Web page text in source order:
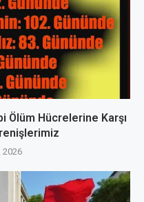
Ölüm Hücrelerine Karşı
2026